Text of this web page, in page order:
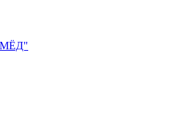
"МЁД"